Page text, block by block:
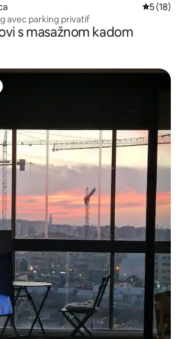
Prosječna
5 (18)
avec parking privatif
s masažnom kadom